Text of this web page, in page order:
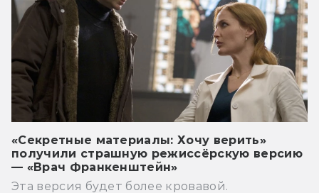
«Секретные материалы: Хочу верить»
получили страшную режиссёрскую версию
— «Врач Франкенштейн»
Эта версия будет более кровавой.